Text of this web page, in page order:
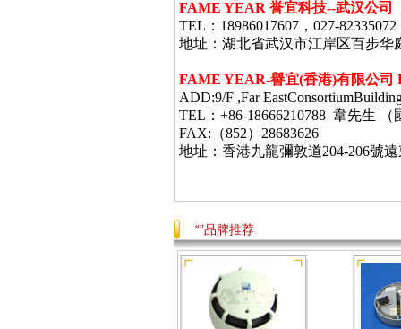
FAME YEAR 誉宜科技--武汉公司
TEL：18986017607，027-82335072
地址：湖北省武汉市江岸区百步华
FAME YEAR-譽宜(香港)有限公司
ADD:9/F ,Far
TEL：+86-18666210788 韋先生
FAX:（852）28683626
地址：香港九龍彌敦道204-206號
“”品牌推荐